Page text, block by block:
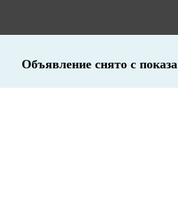
Объявление снято с показа